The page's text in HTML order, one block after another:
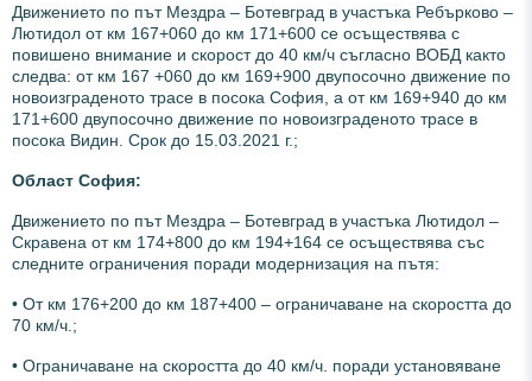
Движението по път Мездра – Ботевград в участъка Ребърково –
Лютидол от км 167+060 до км 171+600 се осъществява с
повишено внимание и скорост до 40 км/ч съгласно ВОБД както
следва: от км 167 +060 до км 169+900 двупосочно движение по
новоизграденото трасе в посока София, а от км 169+940 до км
171+600 двупосочно движение по новоизграденото трасе в
посока Видин. Срок до 15.03.2021 г.;
Област София:
Движението по път Мездра – Ботевград в участъка Лютидол –
Скравена от км 174+800 до км 194+164 се осъществява със
следните ограничения поради модернизация на пътя:
• От км 176+200 до км 187+400 – ограничаване на скоростта до
70 км/ч.;
• Ограничаване на скоростта до 40 км/ч. поради установяване